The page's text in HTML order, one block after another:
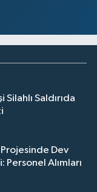
Silahlı Saldırıda
Dev
Personel Alımları